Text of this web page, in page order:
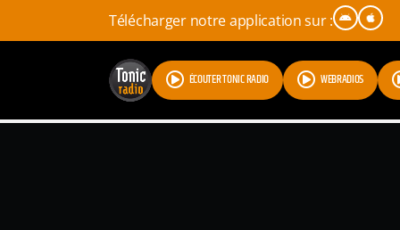
Télécharger notre application sur :
ÉCOUTER TONIC RADIO WEBRADIOS